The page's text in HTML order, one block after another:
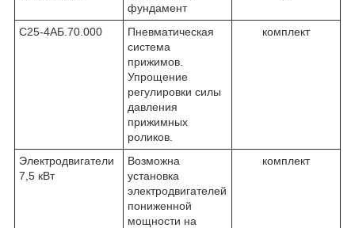
фундамент
С25-4АБ.70.000
Пневматическая
система
прижимов.
Упрощение
регулировки силы
давления
прижимных
роликов.
комплект
Электродвигатели
7,5 кВт
Возможна
установка
электродвигателей
пониженной
мощности на
комплект